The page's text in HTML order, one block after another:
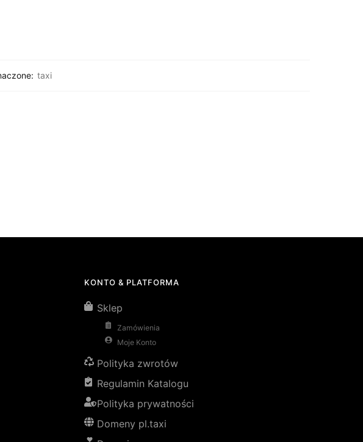
taxi
KONTO & PLATFORMA
Sklep
Zamówienia
Moje Konto
Polityka zwrotów
Regulamin Katalogu
Polityka prywatności
Domeny pl.taxi